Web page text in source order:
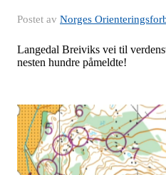
Postet av Norges
Langedal Breiviks vei til
nesten hundre påmeldte!